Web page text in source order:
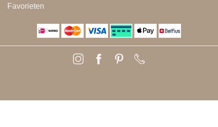
Favorieten